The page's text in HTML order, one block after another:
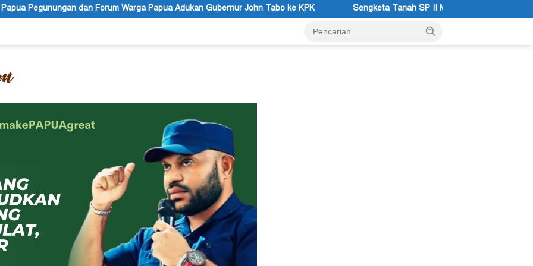
Papua Adukan Gubernur John Tabo ke KPK Sengketa Tanah SP II Memanas, Pengadilan Negeri Timika Tegaskan